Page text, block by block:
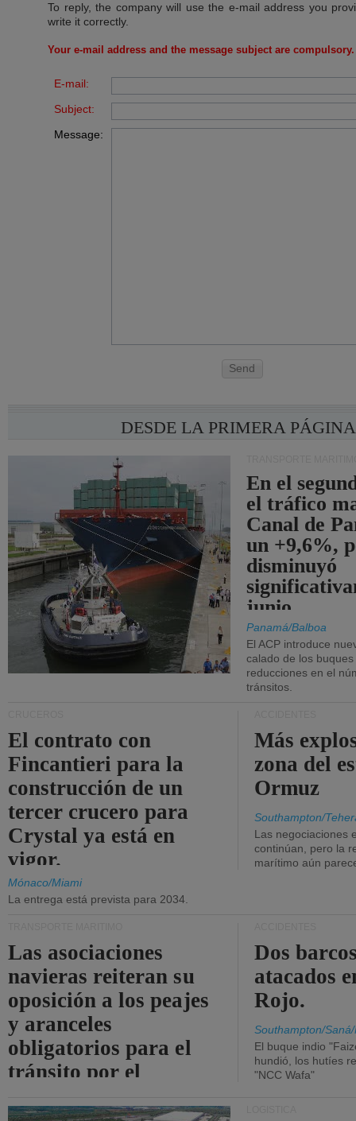
To reply, the company will use the e-mail address you
write it correctly.
Your e-mail address and the message subject are compulsory.
E-mail:
Subject:
Message:
Send
DESDE LA PRIMERA PÁGINA
En el
el tráfico
Canal de
un +9,6%,
disminuyó
junio.
Panamá/Balboa
El ACP introduce
calado de los
reducciones en el
tránsitos.
El contrato con
Fincantieri para la
construcción de un
tercer crucero para
Crystal ya está en
vigor.
Mónaco/Miami
La entrega está prevista para 2034.
Más
zona del
Ormuz
Southampton/
Las negociaciones
continúan, pero la
marítimo aún
Las asociaciones
navieras reiteran su
oposición a los peajes
y aranceles
obligatorios para el
tránsito por el
Dos
atacados
Rojo.
Southampton/
El buque indio
hundió, los hutíes
"NCC Wafa"